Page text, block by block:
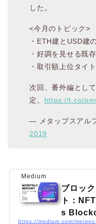
した。
<今月のトピック>
・ETH建とUSD建
・好調を見せる既
・取引額上位タイ
次回、番外編とし
定。 https://t.co/
— メタップスアル
2019
Medium
ブロッ
ト：
s